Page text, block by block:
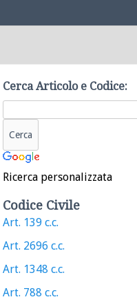
Cerca Articolo e Codice:
Ricerca personalizzata
Codice Civile
Art. 139 c.c.
Art. 2696 c.c.
Art. 1348 c.c.
Art. 788 c.c.